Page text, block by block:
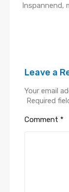
Inspannend,
Leave a
Your email
Required
Comment *